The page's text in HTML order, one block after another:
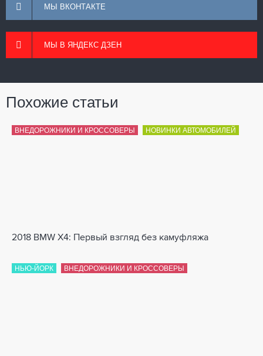
МЫ ВКОНТАКТЕ
МЫ В ЯНДЕКС ДЗЕН
Похожие статьи
ВНЕДОРОЖНИКИ И КРОССОВЕРЫ НОВИНКИ АВТОМОБИЛЕЙ
2018 BMW X4: Первый взгляд без камуфляжа
НЬЮ-ЙОРК ВНЕДОРОЖНИКИ И КРОССОВЕРЫ